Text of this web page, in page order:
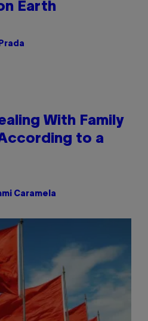
Earth
With Family
to a
Caramela